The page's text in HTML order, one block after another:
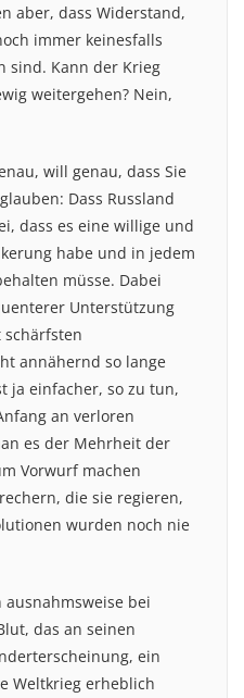
aber, dass Widerstand,
immer keinesfalls
sind. Kann der Krieg
weitergehen? Nein,
will genau, dass Sie
Dass Russland
dass es eine willige und
habe und in jedem
müsse. Dabei
Unterstützung
annähernd so lange
ja einfacher, so zu tun,
an verloren
es der Mehrheit der
Vorwurf machen
die sie regieren,
wurden noch nie
bei
das an seinen
ein
Weltkrieg erheblich